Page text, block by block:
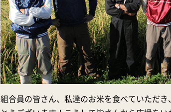
組合員の皆さん、私達のお米を食べていただ